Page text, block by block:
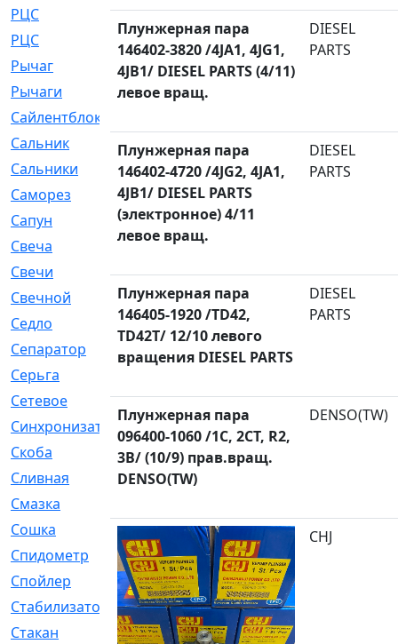
РЦC
[12]
РЦС
[84]
Рычаг
[588]
Рычаги
[3]
Сайлентблок
Сальник
[4340]
Сальники
[123]
Саморез
[23]
Сапун
[33]
Свеча
[457]
Свечи
[272]
Свечной
[2]
Седло
[7]
Сепаратор
[6]
Серьга
Сетевое
[6]
Синхронизатор
[1]
Скоба
[4]
Сливная
[6]
Смазка
Сошка
[8]
Спидометр
[48]
Спойлер
[29]
Стабилизатор
[596]
Стакан
[7]
Плунжерная пара
146402-3820 /4JA1, 4JG1,
4JB1/ DIESEL PARTS (4/11)
левое вращ.
DIESEL
PARTS
Плунжерная пара
146402-4720 /4JG2, 4JA1,
4JB1/ DIESEL PARTS
(электронное) 4/11
левое вращ.
DIESEL
PARTS
Плунжерная пара
146405-1920 /TD42,
TD42T/ 12/10 левого
вращения DIESEL PARTS
DIESEL
PARTS
Плунжерная пара
096400-1060 /1C, 2CT, R2,
3B/ (10/9) прав.вращ.
DENSO(TW)
DENSO(TW)
CHJ